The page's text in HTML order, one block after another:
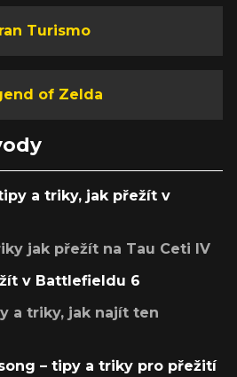
Turismo
of Zelda
a triky, jak přežít v
jak přežít na Tau Ceti IV
v Battlefieldu 6
a triky, jak najít ten
– tipy a triky pro přežití